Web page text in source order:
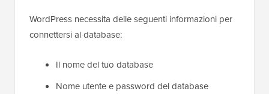
WordPress necessita delle seguenti informazioni per
connettersi al database:
Il nome del tuo database
Nome utente e password del database